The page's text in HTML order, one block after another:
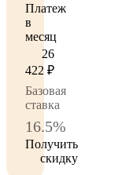
Платеж
в
месяц
26
422 ₽
Базовая
ставка
16.5%
Получить
скидку